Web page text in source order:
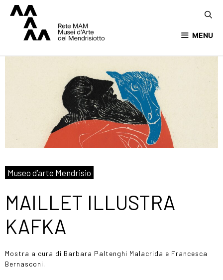
MENU
Museo d’arte Mendrisio
MAILLET ILLUSTRA
KAFKA
Mostra a cura di Barbara Paltenghi Malacrida e Francesca
Bernasconi.